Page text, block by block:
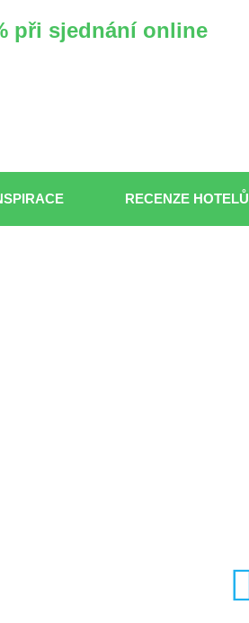
při sjednání online
RECENZE HOTELŮ